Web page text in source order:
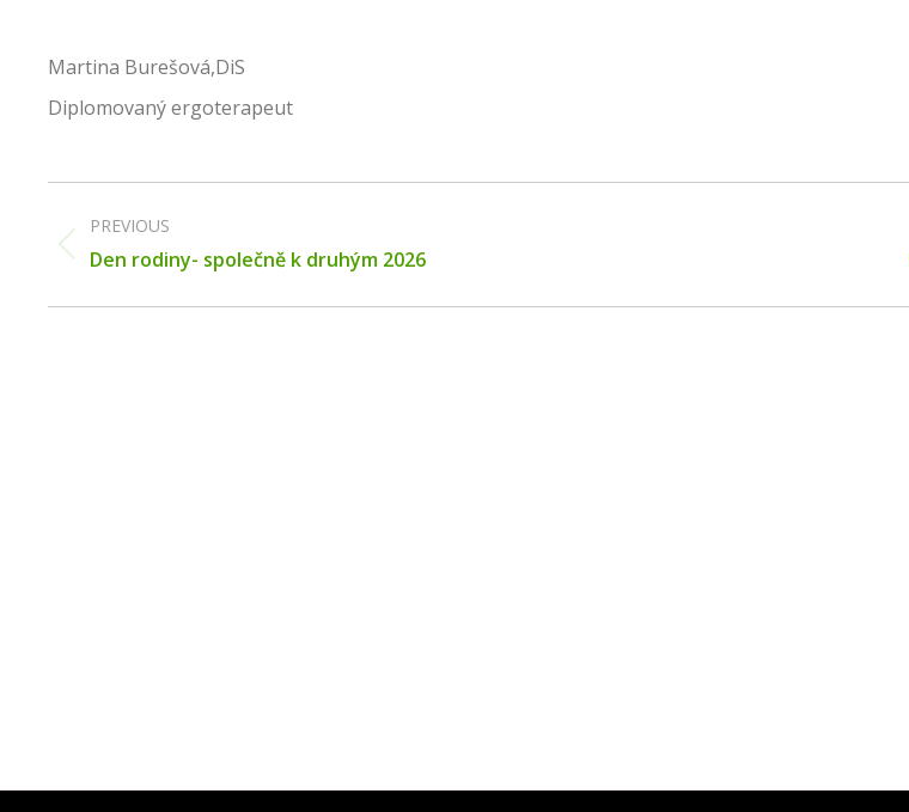
Martina Burešová,DiS
Diplomovaný ergoterapeut
navigation
PREVIOUS
Previous
Den rodiny- společně k druhým 2026